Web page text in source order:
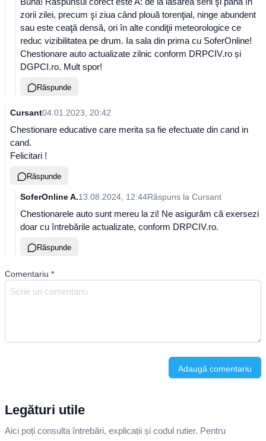
zorii zilei, precum şi ziua când plouă torenţial, ninge abundent
sau este ceaţă densă, ori în alte condiţii meteorologice ce
reduc vizibilitatea pe drum. Ia sala din prima cu SoferOnline!
Chestionare auto actualizate zilnic conform DRPCIV.ro și
DGPCI.ro. Mult spor!
Răspunde
Cursant04.01.2023, 20:42
Chestionare educative care merita sa fie efectuate din cand in
cand.
Felicitari !
Răspunde
SoferOnline A.13.08.2024, 12:44Răspuns la Cursant
Chestionarele auto sunt mereu la zi! Ne asigurăm că exersezi
doar cu întrebările actualizate, conform DRPCIV.ro.
Răspunde
Comentariu *
Adaugă comentariu
Legături utile
Aici poți consulta întrebări, explicații și codul rutier. Pentru